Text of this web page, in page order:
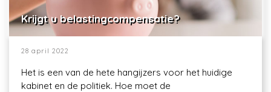
Krijgt u belastingcompensatie?
28 april 2022
Het is een van de hete hangijzers voor het huidige
kabinet en de politiek. Hoe moet de